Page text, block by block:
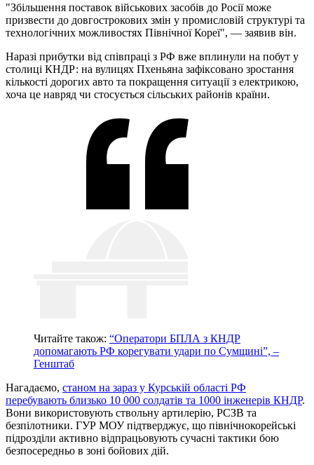
"Збільшення поставок військових засобів до Росії може
призвести до довгострокових змін у промисловій структурі та
технологічних можливостях Північної Кореї", — заявив він.
Наразі прибутки від співпраці з РФ вже вплинули на побут у
столиці КНДР: на вулицях Пхеньяна зафіксовано зростання
кількості дорогих авто та покращення ситуації з електрикою,
хоча це навряд чи стосується сільських районів країни.
Читайте також: “Оператори БПЛА з КНДР
допомагають РФ корегувати удари по Сумщині”, –
Генштаб
Нагадаємо, станом на зараз у Курській області РФ
перебувають близько 10 000 солдатів та 1000 інженерів КНДР.
Вони використовують ствольну артилерію, РСЗВ та
безпілотники. ГУР МОУ підтверджує, що північнокорейські
підрозділи активно відпрацьовують сучасні тактики бою
безпосередньо в зоні бойових дій.